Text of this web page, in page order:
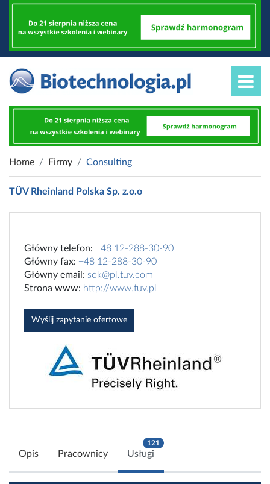
Home Firmy Consulting
TÜV Rheinland Polska Sp. z.o.o
Główny telefon: +48 12-288-30-90
Główny fax: +48 12-288-30-90
Główny email: sok@pl.tuv.com
Strona www: http://www.tuv.pl
Wyślij zapytanie ofertowe
Opis Pracownicy
121
Usługi